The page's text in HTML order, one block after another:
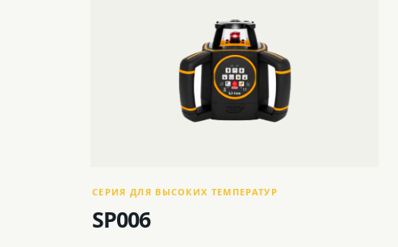
СЕРИЯ ДЛЯ ВЫСОКИХ ТЕМПЕРАТУР
SP006